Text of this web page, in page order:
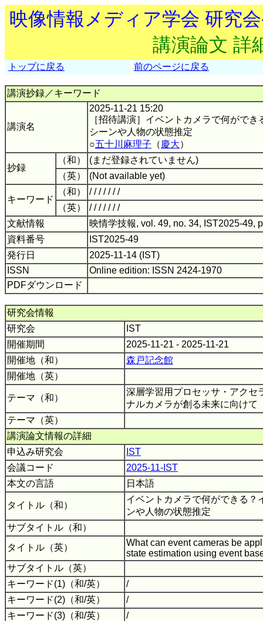
映像情報メディア学会 研究
講演論文 詳
トップに戻る 前のページに戻る
講演抄録／キーワード
講演名
2025-11-21 15:20
［招待講演］イベントカメラで何がで
シーンや人物の状態推定
○五十川麻理子 （ 慶大）
抄録
（和）
(まだ登録されていません)
（英）
(Not available yet)
キーワード
（和）
/ / / / / / /
（英）
/ / / / / / /
文献情報
映情学技報, vol. 49, no. 34, IST2025-49,
資料番号
IST2025-49
発行日
2025-11-14 (IST)
ISSN
Online edition: ISSN 2424-1970
PDFダウンロード
研究会情報
研究会
IST
開催期間
2025-11-21 - 2025-11-21
開催地（和）
森戸記念館
開催地（英）
テーマ（和）
深層学習用プロセッサ・アクセ
ナルカメラが創る未来に向けて
テーマ（英）
講演論文情報の詳細
申込み研究会
IST
会議コード
2025-11-IST
本文の言語
日本語
タイトル（和）
イベントカメラで何ができる？
ンや人物の状態推定
サブタイトル（和）
タイトル（英）
What can event cameras be
state estimation using event
サブタイトル（英）
キーワード(1)（和/英）
/
キーワード(2)（和/英）
/
キーワード(3)（和/英）
/